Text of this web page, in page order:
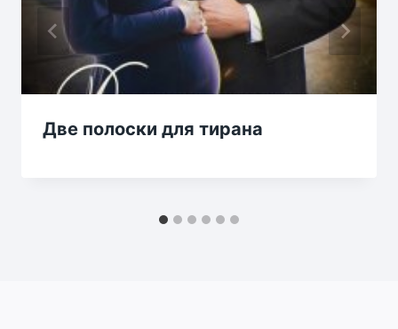
Две полоски для тирана